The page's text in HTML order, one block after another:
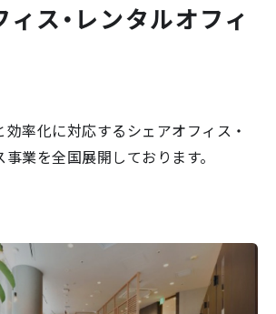
ス・レンタルオフィ
率化に対応するシェアオフィス・
業を全国展開しております。